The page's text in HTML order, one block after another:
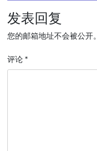
航
发表回复
您的邮箱地址不会被公开。
评论 *